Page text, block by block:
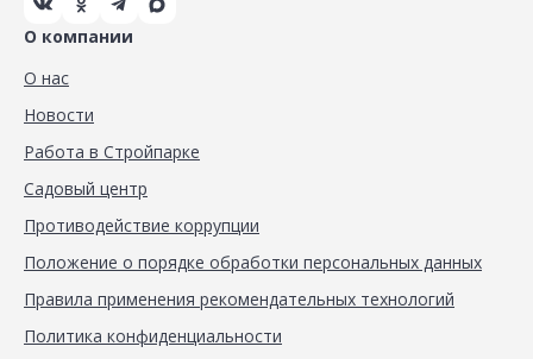
О компании
О нас
Новости
Работа в Стройпарке
Садовый центр
Противодействие коррупции
Положение о порядке обработки персональных данных
Правила применения рекомендательных технологий
Политика конфиденциальности